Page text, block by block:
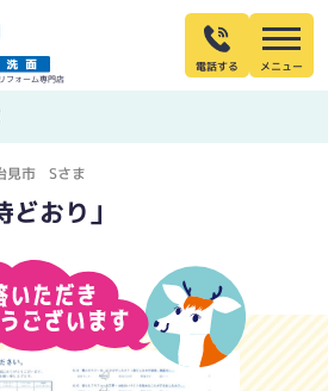
フォーム専門店
電話する
見市 Sさま
おり」